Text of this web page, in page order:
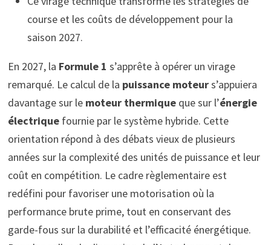
course et les coûts de développement pour la
saison 2027.
En 2027, la Formule 1 s’apprête à opérer un virage
remarqué. Le calcul de la puissance moteurs’appuiera
davantage sur le moteur thermiqueque sur l’énergie
électriquefournie par le système hybride. Cette
orientation répond à des débats vieux de plusieurs
années sur la complexité des unités de puissance et leur
coût en compétition. Le cadre règlementaire est
redéfini pour favoriser une motorisation où la
performance brute prime, tout en conservant des
garde-fous sur la durabilité et l’efficacité énergétique.